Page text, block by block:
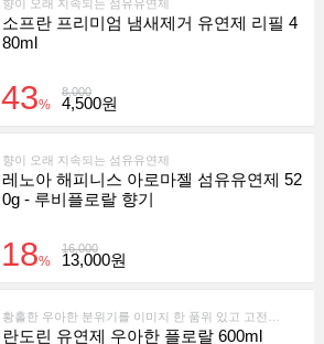
향이 오래 지속되는 섬유유연제
소프란 프리미엄 냄새제거 유연제 리필 4
80ml
8,000
43% 4,500원
향이 오래 지속되는 섬유유연제
레노아 해피니스 아로마젤 섬유유연제 52
0g - 루비플로랄 향기
16,000
18% 13,000원
란도린 유연제 우아한 플로랄 600ml